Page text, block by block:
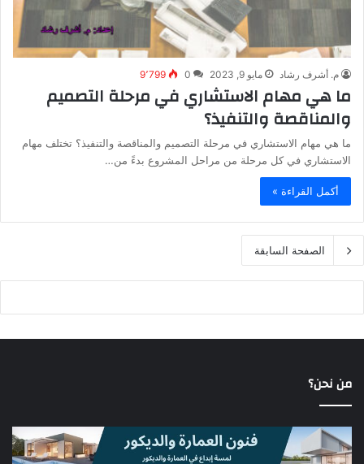
م. أشرف رشاد مايو 9, 2023 0 9٬799
ما هي مهام الاستشاري في مرحلة التصميم
والمناقصة والتنفيذ؟
ما هي مهام الاستشاري في مرحلة التصميم والمناقصة والتنفيذ؟ تختلف مهام
الاستشاري في كل مرحلة من مراحل المشروع بدءً من…
أكمل القراءة »
الصفحة السابقة
من نحن؟